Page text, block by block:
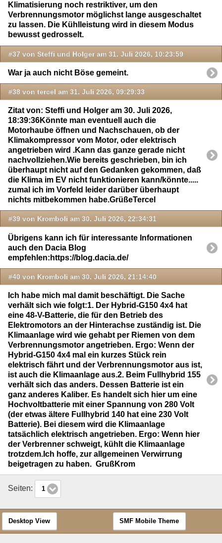
Klimatisierung noch restriktiver, um den
Verbrennungsmotor möglichst lange ausgeschaltet
zu lassen. Die Kühlleistung wird in diesem Modus
bewusst gedrosselt.
#37 von Steffi und Holger am 31. Juli 2026, 10:23:59
War ja auch nicht Böse gemeint.
#38 von tercel am 31. Juli 2026, 09:29:33
Zitat von: Steffi und Holger am 30. Juli 2026,
18:39:36Könnte man eventuell auch die
Motorhaube öffnen und Nachschauen, ob der
Klimakompressor vom Motor, oder elektrisch
angetrieben wird .Kann das ganze gerade nicht
nachvollziehen.Wie bereits geschrieben, bin ich
überhaupt nicht auf den Gedanken gekommen, daß
die Klima im EV nicht funktionieren kann/könnte.....
zumal ich im Vorfeld leider darüber überhaupt
nichts mitbekommen habe.GrüßeTercel
#39 von Kromboli am 30. Juli 2026, 22:34:31
Übrigens kann ich für interessante Informationen
auch den Dacia Blog
empfehlen:https://blog.dacia.de/
#40 von Kromboli am 30. Juli 2026, 21:14:40
Ich habe mich mal damit beschäftigt. Die Sache
verhält sich wie folgt:1. Der Hybrid-G150 4x4 hat
eine 48-V-Batterie, die für den Betrieb des
Elektromotors an der Hinterachse zuständig ist. Die
Klimaanlage wird wie gehabt per Riemen von dem
Verbrennungsmotor angetrieben. Ergo: Wenn der
Hybrid-G150 4x4 mal ein kurzes Stück rein
elektrisch fährt und der Verbrennungsmotor aus ist,
ist auch die Klimaanlage aus.2. Beim Fullhybrid 155
verhält sich das anders. Dessen Batterie ist ein
ganz anderes Kaliber. Es handelt sich hier um eine
Hochvoltbatterie mit einer Spannung von 280 Volt
(der etwas ältere Fullhybrid 140 hat eine 230 Volt
Batterie). Bei diesem wird die Klimaanlage
tatsächlich elektrisch angetrieben. Ergo: Wenn hier
der Verbrenner schweigt, kühlt die Klimaanlage
trotzdem.Ich hoffe, zur allgemeinen Verwirrung
beigetragen zu haben. GrußKrom
Seiten: 1
Desktop View SMF Mobile Theme